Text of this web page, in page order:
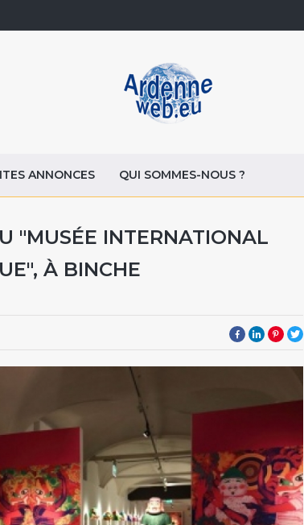
ANNONCES QUI SOMMES-NOUS ?
"MUSÉE INTERNATIONAL
À BINCHE